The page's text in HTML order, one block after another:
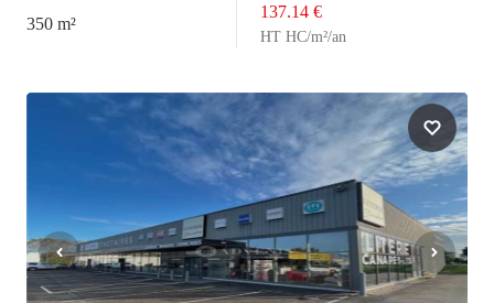
350 m²
137.14 €
HT HC/m²/an